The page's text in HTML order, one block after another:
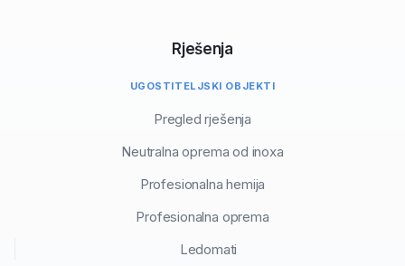
Rješenja
UGOSTITELJSKI OBJEKTI
Pregled rješenja
Neutralna oprema od inoxa
Profesionalna hemija
Profesionalna oprema
Ledomati